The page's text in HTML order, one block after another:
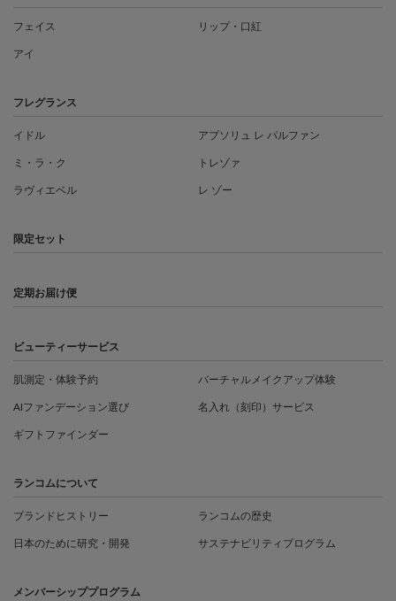
フェイス リップ・口紅
アイ
フレグランス
イドル アプソリュ レ パルファン
ミ・ラ・ク トレゾァ
ラヴィエベル レ ゾー
限定セット
定期お届け便
ビューティーサービス
肌測定・体験予約 バーチャルメイクアップ体験
AIファンデーション選び 名入れ（刻印）サービス
ギフトファインダー
ランコムについて
ブランドヒストリー ランコムの歴史
日本のために研究・開発 サステナビリティプログラム
メンバーシッププログラム